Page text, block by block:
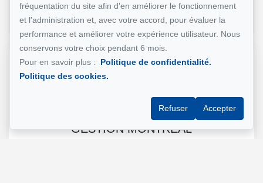
fumée
Référence :
##Chambre meublée tout inclus
GESTION MONTRÉAL
fréquentation du site afin d'en améliorer le fonctionnement
et l'administration et, avec votre accord, pour évaluer la
performance et améliorer votre expérience utilisateur. Nous
conservons votre choix pendant 6 mois.
Pour en savoir plus :
Politique de confidentialité.
Politique des cookies.
Refuser Accepter